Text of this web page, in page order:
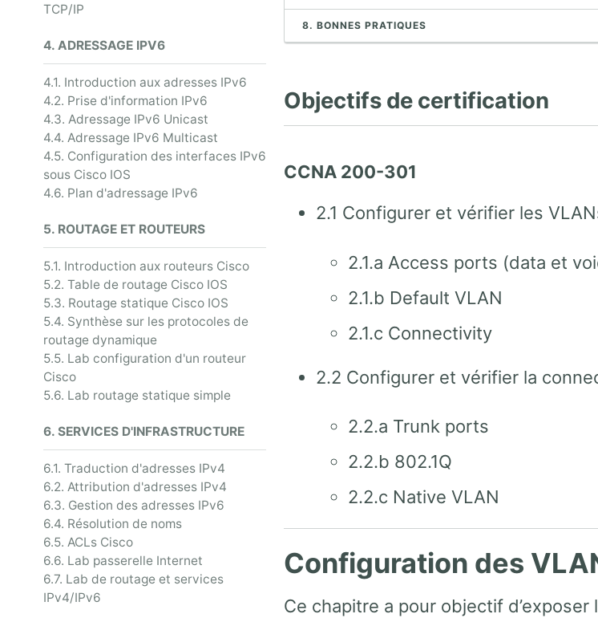
TCP/IP
4. ADRESSAGE IPV6
4.1. Introduction aux adresses IPv6
4.2. Prise d'information IPv6
4.3. Adressage IPv6 Unicast
4.4. Adressage IPv6 Multicast
4.5. Configuration des interfaces IPv6
sous Cisco IOS
4.6. Plan d'adressage IPv6
5. ROUTAGE ET ROUTEURS
5.1. Introduction aux routeurs Cisco
5.2. Table de routage Cisco IOS
5.3. Routage statique Cisco IOS
5.4. Synthèse sur les protocoles de
routage dynamique
5.5. Lab configuration d'un routeur
Cisco
5.6. Lab routage statique simple
6. SERVICES D'INFRASTRUCTURE
6.1. Traduction d'adresses IPv4
6.2. Attribution d'adresses IPv4
6.3. Gestion des adresses IPv6
6.4. Résolution de noms
6.5. ACLs Cisco
6.6. Lab passerelle Internet
6.7. Lab de routage et services
IPv4/IPv6
8. BONNES PRATIQUES
Objectifs de certification
CCNA 200-301
2.1 Configurer et vérifier les
2.1.a Access ports (data et
2.1.b Default VLAN
2.1.c Connectivity
2.2 Configurer et vérifier la
2.2.a Trunk ports
2.2.b 802.1Q
2.2.c Native VLAN
Configuration des
Ce chapitre a pour objectif